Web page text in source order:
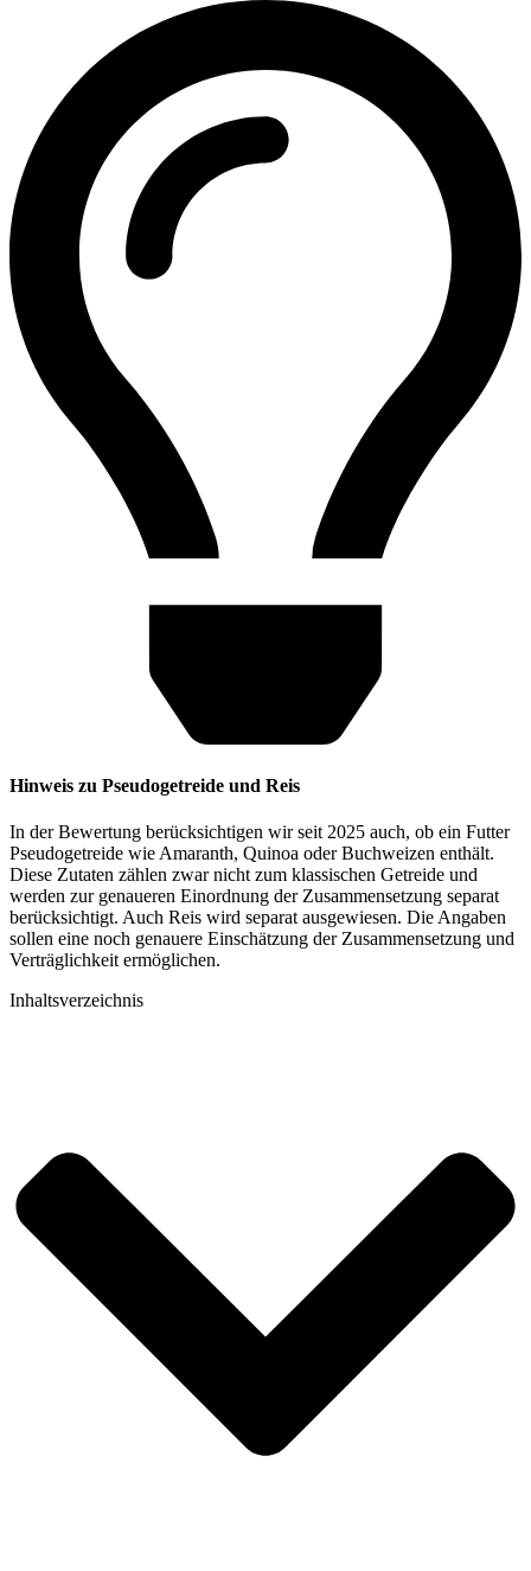
Hinweis zu Pseudogetreide und Reis
In der Bewertung berücksichtigen wir seit 2025 auch, ob ein Futter
Pseudogetreide wie Amaranth, Quinoa oder Buchweizen enthält.
Diese Zutaten zählen zwar nicht zum klassischen Getreide und
werden zur genaueren Einordnung der Zusammensetzung separat
berücksichtigt. Auch Reis wird separat ausgewiesen. Die Angaben
sollen eine noch genauere Einschätzung der Zusammensetzung und
Verträglichkeit ermöglichen.
Inhaltsverzeichnis​